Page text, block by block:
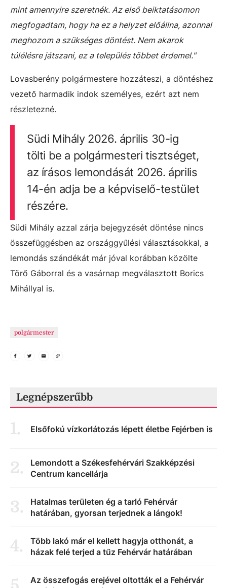
mint amennyire szeretnék. Az első beiktatásomon
megfogadtam, hogy ha ez a helyzet előállna, azonnal
meghozom a szükséges döntést. Nem akarok
túlélésre játszani, ez a település többet érdemel."
Lovasberény polgármestere hozzáteszi, a döntéshez
vezető harmadik indok személyes, ezért azt nem
részletezné.
Südi Mihály 2026. április 30-ig
tölti be a polgármesteri tisztséget,
az írásos lemondását 2026. április
14-én adja be a képviselő-testület
részére.
Südi Mihály azzal zárja bejegyzését döntése nincs
összefüggésben az országgyűlési választásokkal, a
lemondás szándékát már jóval korábban közölte
Törő Gáborral és a vasárnap megválasztott Borics
Mihállyal is.
polgármester
Legnépszerűbb
1. Elsőfokú vízkorlátozás lépett életbe Fejérben is
2.
Lemondott a Székesfehérvári Szakképzési
Centrum kancellárja
3.
Hatalmas területen ég a tarló Fehérvár
határában, gyorsan terjednek a lángok!
4.
Több lakó már el kellett hagyja otthonát, a
házak felé terjed a tűz Fehérvár határában
Az összefogás erejével oltották el a Fehérvár